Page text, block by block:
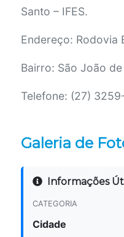
Santo – IFES.
Endereço: Rodovia
Bairro: São João
Telefone: (27)
Galeria de
Informações
CATEGORIA
Cidade